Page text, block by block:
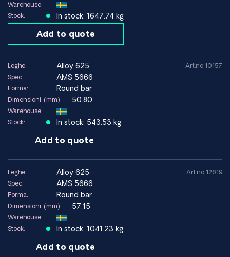
Warehouse:
Stock:
In stock: 1647.74 kg
Add to quote
Leghe: alloy 625
Spec: AMS 5666
Forma: Round bar
Dimensioni. (mm): 50.80
Warehouse:
Stock:
In stock: 543.53 kg
Add to quote
Art.no 10157
Leghe: alloy 625
Spec: AMS 5666
Forma: Round bar
Dimensioni. (mm): 57.15
Warehouse:
Stock:
In stock: 1041.23 kg
Add to quote
Art.no 12619